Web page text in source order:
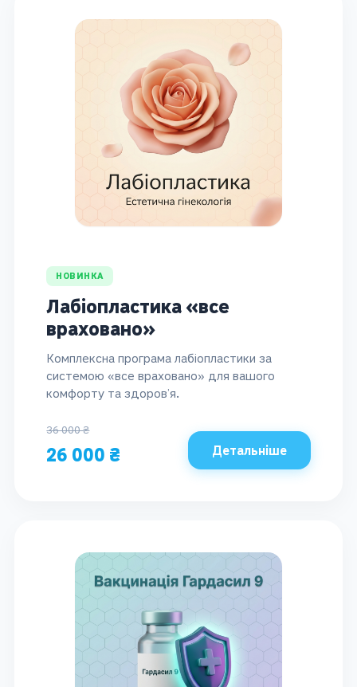
НОВИНКА
Лабіопластика «все
враховано»
Комплексна програма лабіопластики за
системою «все враховано» для вашого
комфорту та здоров’я.
36 000 ₴
26 000 ₴ Детальніше